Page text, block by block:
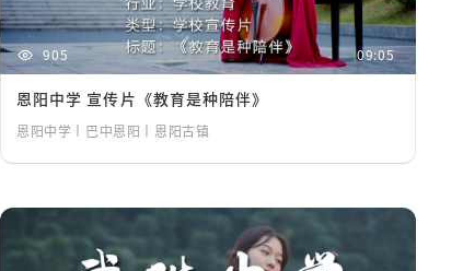
905 09:05
恩阳中学 宣传片《教育是种陪伴》
恩阳中学丨巴中恩阳丨恩阳古镇